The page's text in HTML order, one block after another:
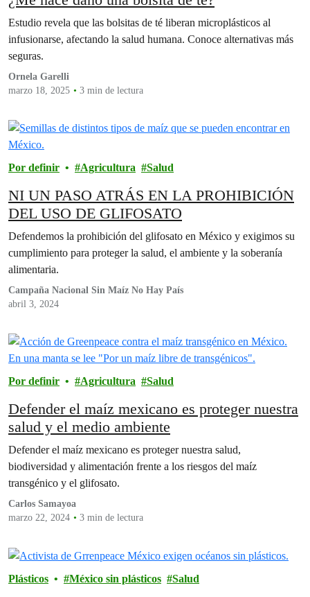
Estudio revela que las bolsitas de té liberan microplásticos al
infusionarse, afectando la salud humana. Conoce alternativas más
seguras.
Ornela Garelli
marzo 18, 2025
3 min de lectura
Por definir Agricultura Salud
NI UN PASO ATRÁS EN LA PROHIBICIÓN
DEL USO DE GLIFOSATO
Defendemos la prohibición del glifosato en México y exigimos su
cumplimiento para proteger la salud, el ambiente y la soberanía
alimentaria.
Campaña Nacional Sin Maíz No Hay País
abril 3, 2024
Por definir Agricultura Salud
Defender el maíz mexicano es proteger nuestra
salud y el medio ambiente
Defender el maíz mexicano es proteger nuestra salud,
biodiversidad y alimentación frente a los riesgos del maíz
transgénico y el glifosato.
Carlos Samayoa
marzo 22, 2024
3 min de lectura
Plásticos México sin plásticos Salud